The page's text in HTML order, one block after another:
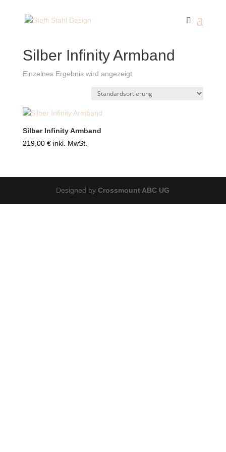
Silber Infinity Armband
Einzelnes Ergebnis wird angezeigt
Silber Infinity Armband
219,00 € inkl. MwSt.
Designed byCrossmount ABC UG